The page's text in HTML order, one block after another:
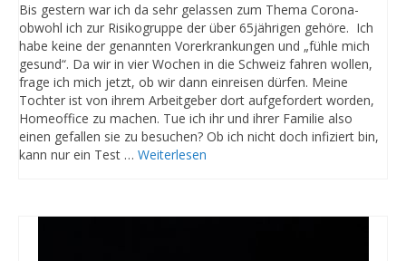
Bis gestern war ich da sehr gelassen zum Thema Corona-
obwohl ich zur Risikogruppe der über 65jährigen gehöre. Ich
habe keine der genannten Vorerkrankungen und „fühle mich
gesund“. Da wir in vier Wochen in die Schweiz fahren wollen,
frage ich mich jetzt, ob wir dann einreisen dürfen. Meine
Tochter ist von ihrem Arbeitgeber dort aufgefordert worden,
Homeoffice zu machen. Tue ich ihr und ihrer Familie also
einen gefallen sie zu besuchen? Ob ich nicht doch infiziert bin,
kann nur ein Test … Weiterlesen